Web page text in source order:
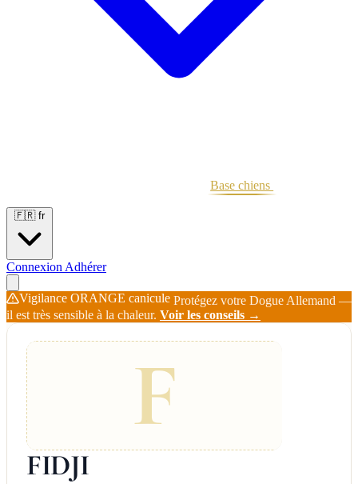
Base chiens
🇫🇷 fr
Connexion Adhérer
Vigilance ORANGE canicule Protégez votre Dogue Allemand —
il est très sensible à la chaleur. Voir les conseils →
F
FIDJI